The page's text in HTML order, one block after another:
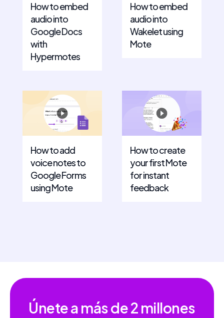
How to embed
audio into
Google Docs
with
Hypermotes
How to embed
audio into
Wakelet using
Mote
How to add
voice notes to
Google Forms
using Mote
How to create
your first Mote
for instant
feedback
Únete a más de2 millones